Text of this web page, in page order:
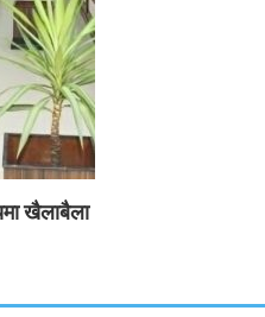
खैलाबैला